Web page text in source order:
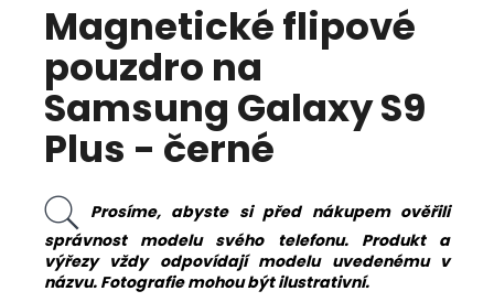
Magnetické flipové
pouzdro na
Samsung Galaxy S9
Plus - černé
Prosíme, abyste si před nákupem ověřili
správnost modelu svého telefonu. Produkt a
výřezy vždy odpovídají modelu uvedenému v
názvu. Fotografie mohou být ilustrativní.